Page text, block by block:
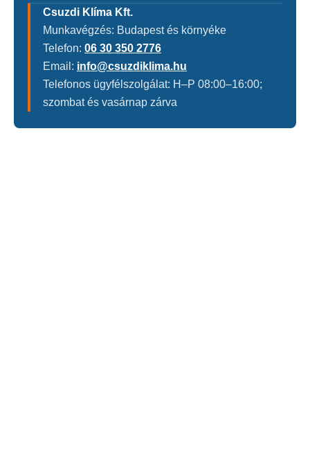
Csuzdi Klíma Kft.
Munkavégzés: Budapest és környéke
Telefon: 06 30 350 2776
Email: info@csuzdiklima.hu
Telefonos ügyfélszolgálat: H–P 08:00–16:00;
szombat és vasárnap zárva